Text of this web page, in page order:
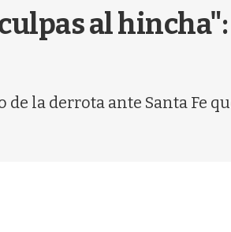
al
la derrota ante Santa Fe